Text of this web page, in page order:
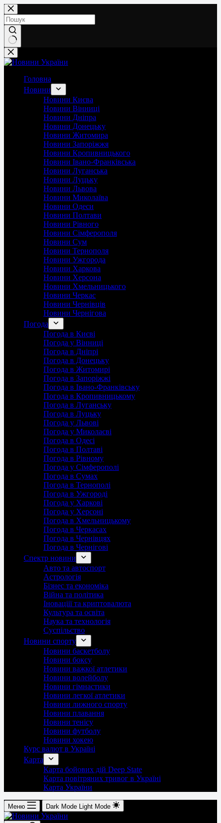
Перейти
до
вмісту
Немає
результатів
Головна
Новини
Новини Києва
Новини Вінниці
Новини Дніпра
Новини Донецьку
Новини Житомира
Новини Запоріжжя
Новини Кропивницького
Новини Івано-Франківська
Новини Луганська
Новини Луцьку
Новини Львова
Новини Миколаїва
Новини Одеси
Новини Полтави
Новини Рівного
Новини Сімферополя
Новини Сум
Новини Тернополя
Новини Ужгорода
Новини Харкова
Новини Херсона
Новини Хмельницького
Новини Черкас
Новини Чернівців
Новини Чернігова
Погода
Погода в Києві
Погода у Вінниці
Погода в Дніпрі
Погода в Донецьку
Погода в Житомирі
Погода в Запоріжжі
Погода в Івано-Франківську
Погода в Кропивницькому
Погода в Луганську
Погода в Луцьку
Погода у Львові
Погода у Миколаєві
Погода в Одесі
Погода в Полтаві
Погода в Рівному
Погода у Сімферополі
Погода в Сумах
Погода в Тернополі
Погода в Ужгороді
Погода у Харкові
Погода у Херсоні
Погода в Хмельницькому
Погода в Черкасах
Погода в Чернівцях
Погода в Чернігові
Спектр новини
Авто та автоспорт
Астрологія
Бізнес та економіка
Війна та політика
Іноваціії та криптовалюта
Культура та освіта
Наука та технологія
Суспільство
Новини спорту
Новини баскетболу
Новини боксу
Новини важкої атлетики
Новини волейболу
Новини гімнастики
Новини легкої атлетики
Новини лижного спорту
Новини плавання
Новини тенісу
Новини футболу
Новини хокею
Курс валют в Україні
Карта
Карта бойових дій Deep State
Карта повітряних тривог в Україні
Карта України
Меню Dark Mode Light Mode